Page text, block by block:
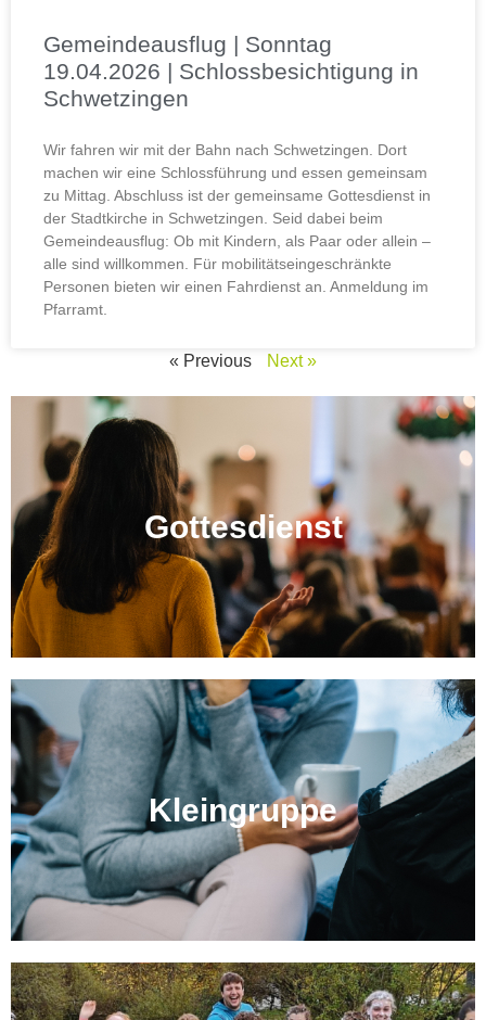
Gemeindeausflug | Sonntag
19.04.2026 | Schlossbesichtigung in
Schwetzingen
Wir fahren wir mit der Bahn nach Schwetzingen. Dort
machen wir eine Schlossführung und essen gemeinsam
zu Mittag. Abschluss ist der gemeinsame Gottesdienst in
der Stadtkirche in Schwetzingen. Seid dabei beim
Gemeindeausflug: Ob mit Kindern, als Paar oder allein –
alle sind willkommen. Für mobilitätseingeschränkte
Personen bieten wir einen Fahrdienst an. Anmeldung im
Pfarramt.
« Previous Next »
Gottesdienst
Kleingruppe